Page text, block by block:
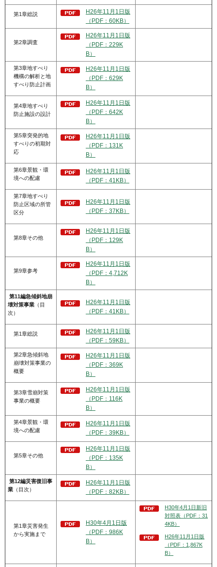
第1章総説
H26年11月1日版
（PDF：60KB）
第2章調査
H26年11月1日版
（PDF：229K
B）
第3章地すべり
機構の解析と地
すべり防止計画
H26年11月1日版
（PDF：629K
B）
第4章地すべり
防止施設の設計
H26年11月1日版
（PDF：642K
B）
第5章突発的地
すべりの初期対
応
H26年11月1日版
（PDF：131K
B）
第6章景観・環
境への配慮
H26年11月1日版
（PDF：41KB）
第7章地すべり
防止区域の所管
区分
H26年11月1日版
（PDF：37KB）
第8章その他
H26年11月1日版
（PDF：129K
B）
第9章参考
H26年11月1日版
（PDF：4,712K
B）
第11編急傾斜地崩
壊対策事業 （目
次）
H26年11月1日版
（PDF：41KB）
第1章総説
H26年11月1日版
（PDF：59KB）
第2章急傾斜地
崩壊対策事業の
概要
H26年11月1日版
（PDF：369K
B）
第3章雪崩対策
事業の概要
H26年11月1日版
（PDF：116K
B）
第4章景観・環
境への配慮
H26年11月1日版
（PDF：39KB）
第5章その他
H26年11月1日版
（PDF：135K
B）
第12編災害復旧事
業 （目次）
H26年11月1日版
（PDF：82KB）
第1章災害発生
から実施まで
H30年4月1日版
（PDF：986K
B）
H30年4月1日新旧
対照表（PDF：31
4KB）
H26年11月1日版
（PDF：1,867K
B）